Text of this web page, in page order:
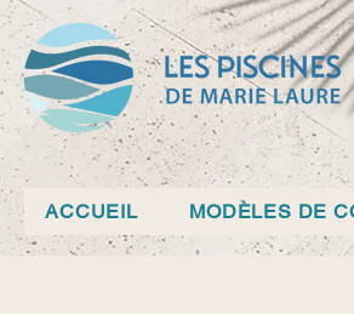
ACCUEIL MODÈLES DE